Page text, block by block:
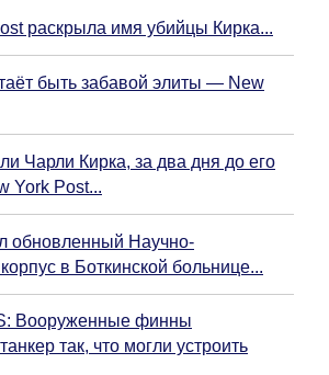
раскрыла имя убийцы Кирка...
быть забавой элиты — New
Чарли Кирка, за два дня до его
York Post...
обновленный Научно-
в Боткинской больнице...
Вооруженные финны
так, что могли устроить